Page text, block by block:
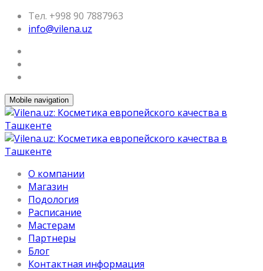
Тел. +998 90 7887963
info@vilena.uz
Mobile navigation
О компании
Магазин
Подология
Расписание
Мастерам
Партнеры
Блог
Контактная информация